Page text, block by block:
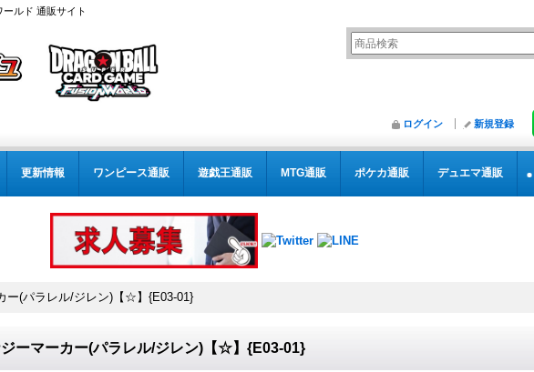
ルド 通販サイト
ログイン 新規登録
更新情報 ワンピース通販 遊戯王通販 MTG通販 ポケカ通販 デュエマ通販
ー(パラレル/ジレン)【☆】{E03-01}
ーマーカー(パラレル/ジレン)【☆】{E03-01}